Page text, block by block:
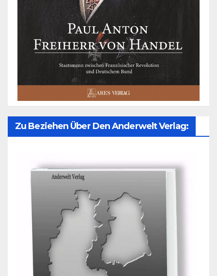
Zu Beziehen Über Den Anderwelt Verlag: